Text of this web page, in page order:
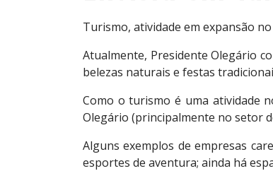
Turismo, atividade em expansão
Atualmente, Presidente Olegário
belezas naturais e festas
Como o turismo é uma atividade
Olegário (principalmente no setor
Alguns exemplos de empresas
esportes de aventura; ainda há